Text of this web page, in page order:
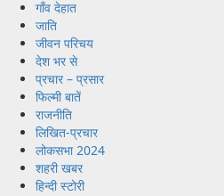
गाँव देहात
जाति
जीवन परिचय
देश भर से
प्रचार – प्रसार
फिल्मी बातें
राजनीति
लिखित-प्रचार
लोकसभा 2024
शहरी खबर
हिन्दी स्टोरी